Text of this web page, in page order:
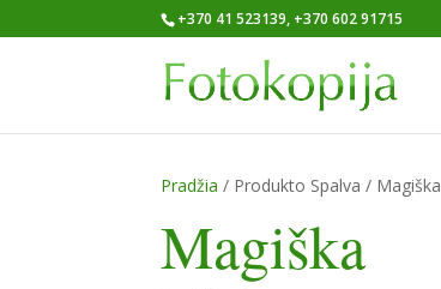
+370 41 523139, +370 602 91715
Pradžia / Produkto Spalva / Magiška
Magiška